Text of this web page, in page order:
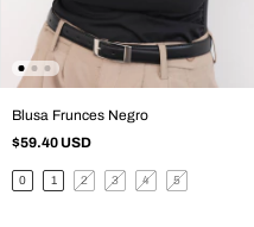
Blusa Frunces Negro
$59.40 USD
0 1 2 3 4 5